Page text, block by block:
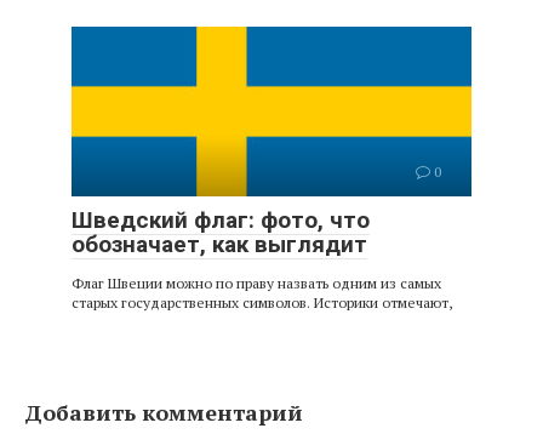
0
Шведский флаг: фото, что
обозначает, как выглядит
Флаг Швеции можно по праву назвать одним из самых
старых государственных символов. Историки отмечают,
Добавить комментарий